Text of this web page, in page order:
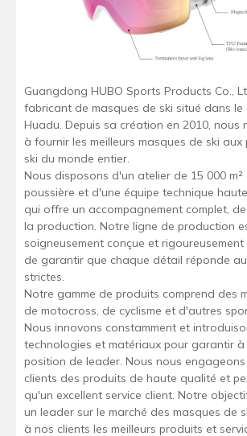
Guangdong HUBO Sports Products Co.,
fabricant de masques de ski situé dans le
Huadu. Depuis sa création en 2010, nous
à fournir les meilleurs masques de ski aux
ski du monde entier.
Nous disposons d'un atelier de 15 000
poussière et d'une équipe technique
qui offre un accompagnement complet,
la production. Notre ligne de production
soigneusement conçue et
de garantir que chaque détail réponde
strictes.
Notre gamme de produits comprend des
de motocross, de cyclisme et d'autres
Nous innovons constamment et
technologies et matériaux pour garantir
position de leader. Nous nous
clients des produits de haute qualité et
qu'un excellent service client. Notre
un leader sur le marché des masques de
à nos clients les meilleurs produits et